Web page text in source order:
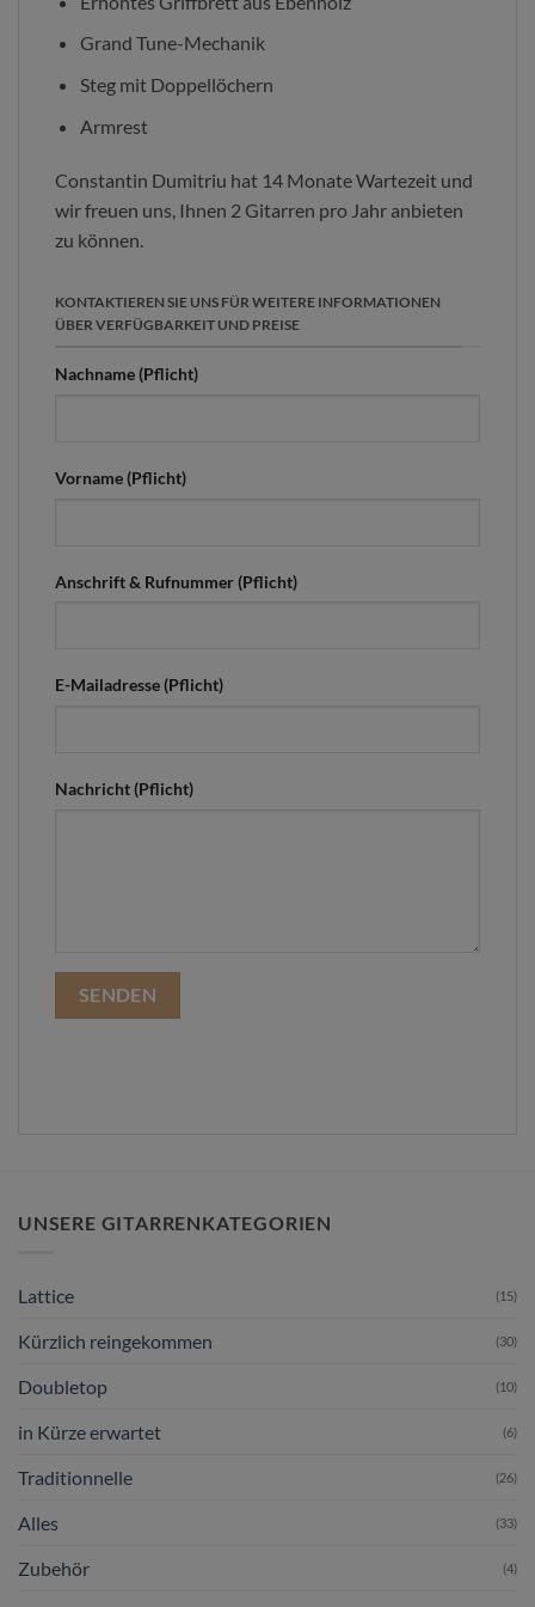
Grand Tune-Mechanik
Steg mit Doppellöchern
Armrest
Constantin Dumitriu hat 14 Monate Wartezeit und
wir freuen uns, Ihnen 2 Gitarren pro Jahr anbieten
zu können.
KONTAKTIEREN SIE UNS FÜR WEITERE INFORMATIONEN
ÜBER VERFÜGBARKEIT UND PREISE
Nachname (Pflicht)
Vorname (Pflicht)
Anschrift & Rufnummer (Pflicht)
E-Mailadresse (Pflicht)
Nachricht (Pflicht)
UNSERE GITARRENKATEGORIEN
Lattice (15)
Kürzlich reingekommen (30)
Doubletop (10)
in Kürze erwartet (6)
Traditionnelle (26)
Alles (33)
Zubehör (4)